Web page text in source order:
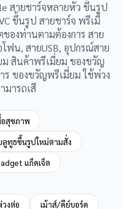
สายชาร์จหลายหัว ขึ้นรูป
ขึ้นรูป สายชาร์จ พรีเมี่
องท่านตามต้องการ สาย
ฟน, สายUSB, อุปกรณ์สาย
ม สินค้าพรีเมี่ยม ของขวัญ
ของขวัญพรีเมี่ยม ใช้พ่วง
มารถเสี
สุขภาพ
ลูทูธขึ้นรูปใหม่ตามสั่ง
แก็ดเจ็ต
งต่อ
เม้าส์/คีย์บอร์ด